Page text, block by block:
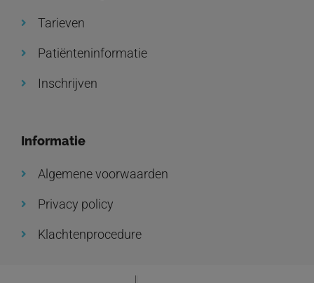
Tarieven
Patiënteninformatie
Inschrijven
Informatie
Algemene voorwaarden
Privacy policy
Klachtenprocedure